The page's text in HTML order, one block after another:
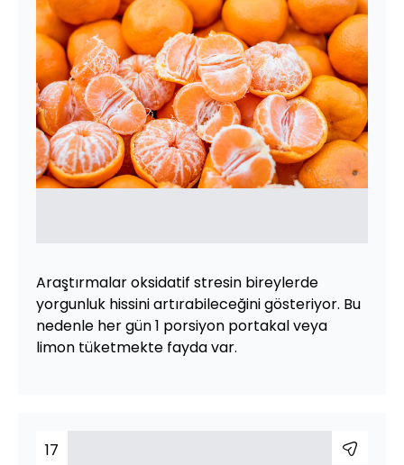
Araştırmalar oksidatif stresin bireylerde
yorgunluk hissini artırabileceğini gösteriyor. Bu
nedenle her gün 1 porsiyon portakal veya
limon tüketmekte fayda var.
17